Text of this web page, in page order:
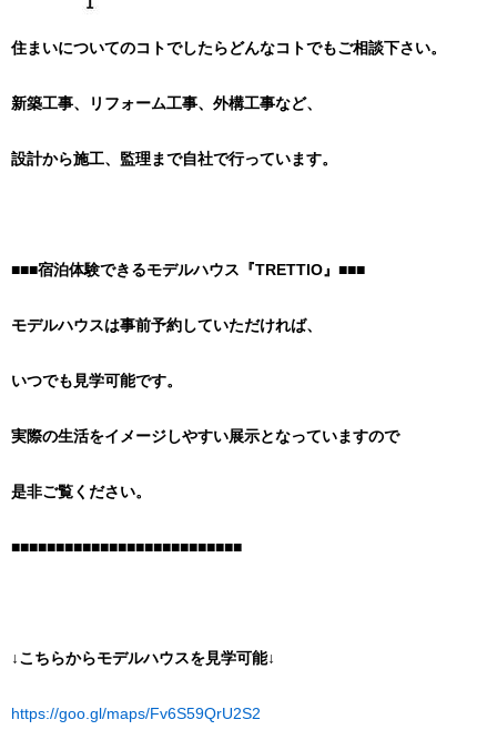
住まいについてのコトでしたらどんなコトでもご相談下さい。
新築工事、リフォーム工事、外構工事など、
設計から施工、監理まで自社で行っています。
■■■宿泊体験できるモデルハウス『TRETTIO』■■■
モデルハウスは事前予約していただければ、
いつでも見学可能です。
実際の生活をイメージしやすい展示となっていますので
是非ご覧ください。
■■■■■■■■■■■■■■■■■■■■■■■■■■
↓こちらからモデルハウスを見学可能↓
https://goo.gl/maps/Fv6S59QrU2S2